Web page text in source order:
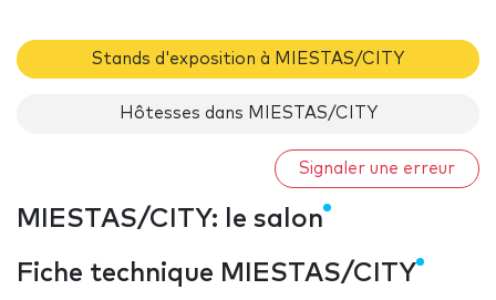
Stands d'exposition à MIESTAS/CITY
Hôtesses dans MIESTAS/CITY
Signaler une erreur
MIESTAS/CITY: le salon
Fiche technique MIESTAS/CITY